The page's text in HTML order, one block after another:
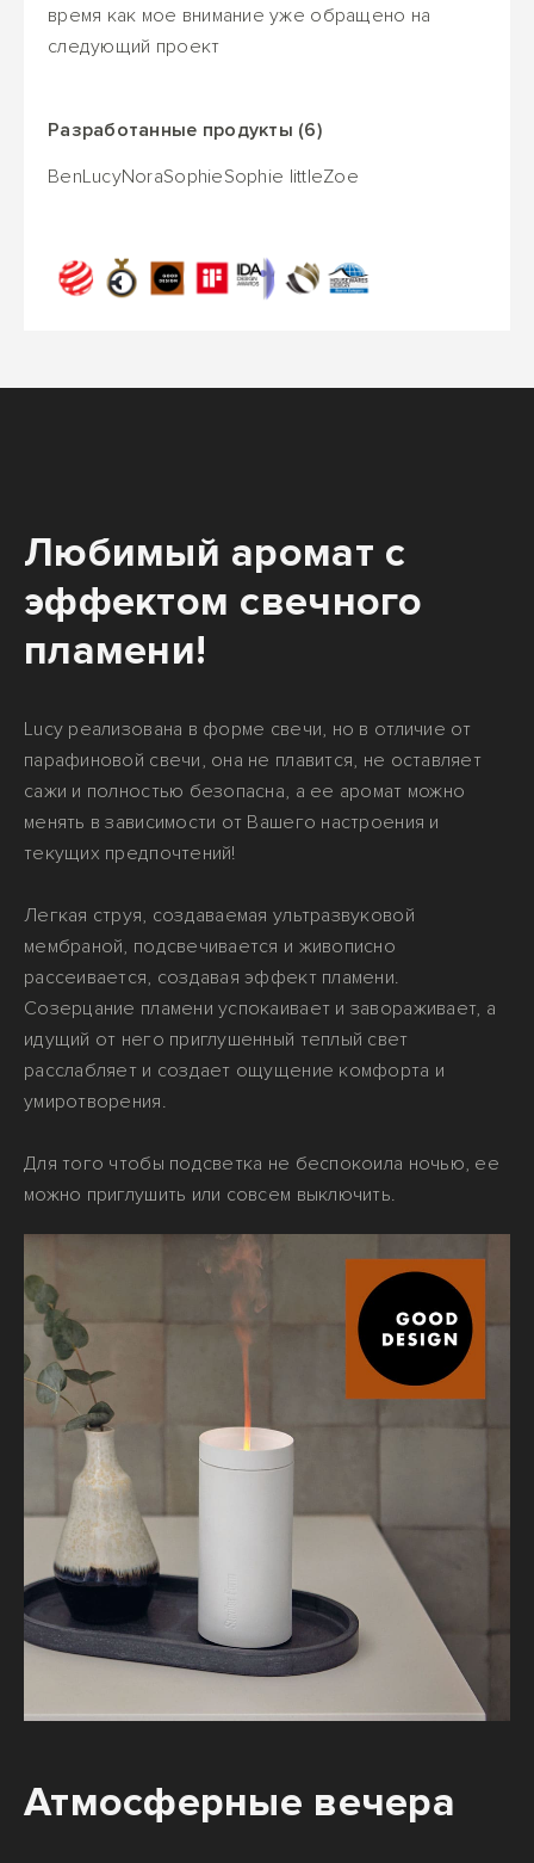
время как мое внимание уже обращено на
следующий проект
Разработанные продукты (6)
BenLucyNoraSophieSophie littleZoe
Любимый аромат с
эффектом свечного
пламени!
Lucy реализована в форме свечи, но в отличие от
парафиновой свечи, она не плавится, не оставляет
сажи и полностью безопасна, а ее аромат можно
менять в зависимости от Вашего настроения и
текущих предпочтений!
Легкая струя, создаваемая ультразвуковой
мембраной, подсвечивается и живописно
рассеивается, создавая эффект пламени.
Созерцание пламени успокаивает и завораживает, а
идущий от него приглушенный теплый свет
расслабляет и создает ощущение комфорта и
умиротворения.
Для того чтобы подсветка не беспокоила ночью, ее
можно приглушить или совсем выключить.
Атмосферные вечера